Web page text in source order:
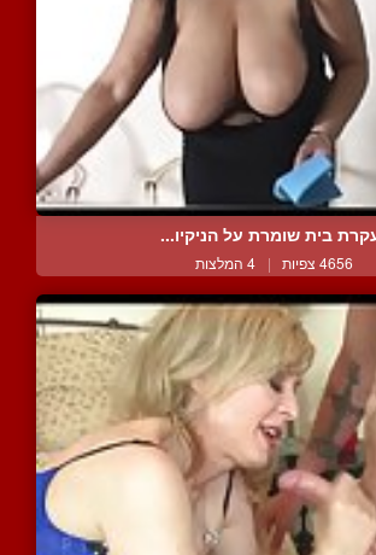
בית שומרת על הניקיו...
4656 צפיות | 4 המלצות